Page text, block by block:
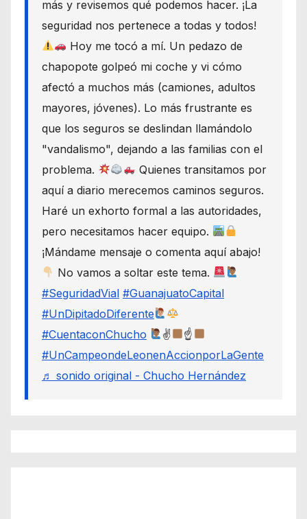
más y revisemos qué podemos hacer. ¡La
seguridad nos pertenece a todas y todos!
Hoy me tocó a mí. Un pedazo de
chapopote golpeó mi coche y vi cómo
afectó a muchos más (camiones, adultos
mayores, jóvenes). Lo más frustrante es
que los seguros se deslindan llamándolo
"vandalismo", dejando a las familias con el
problema.
Quienes transitamos por
aquí a diario merecemos caminos seguros.
Haré un exhorto formal a las autoridades,
pero necesitamos hacer equipo.
¡Mándame mensaje o comenta aquí abajo!
No vamos a soltar este tema.
#SeguridadVial #GuanajuatoCapital
#UnDipitadoDiferente
#CuentaconChucho
✌
☝
#UnCampeondeLeonenAccionporLaGente
♬ sonido original - Chucho Hernández